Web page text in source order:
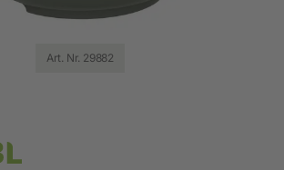
Art. Nr. 29882